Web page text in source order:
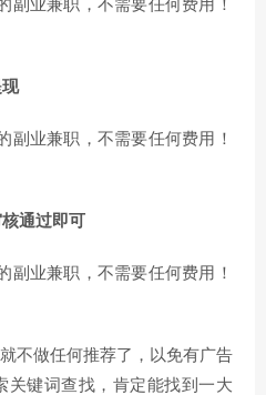
通过即可
不做任何推荐了，以免有广告
关键词查找，肯定能找到一大